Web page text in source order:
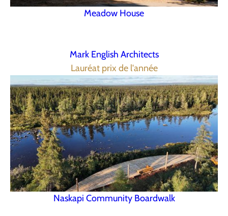
Meadow House
Mark English Architects
Lauréat prix de l'année
Naskapi Community Boardwalk